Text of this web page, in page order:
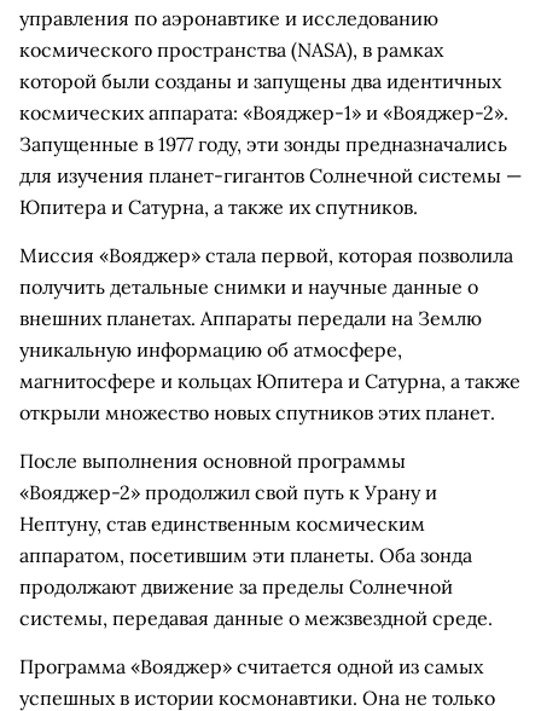
управления по аэронавтике и исследованию
космического пространства (NASA), в рамках
которой были созданы и запущены два идентичных
космических аппарата: «Вояджер-1» и «Вояджер-2».
Запущенные в 1977 году, эти зонды предназначались
для изучения планет-гигантов Солнечной системы —
Юпитера и Сатурна, а также их спутников.
Миссия «Вояджер» стала первой, которая позволила
получить детальные снимки и научные данные о
внешних планетах. Аппараты передали на Землю
уникальную информацию об атмосфере,
магнитосфере и кольцах Юпитера и Сатурна, а также
открыли множество новых спутников этих планет.
После выполнения основной программы
«Вояджер-2» продолжил свой путь к Урану и
Нептуну, став единственным космическим
аппаратом, посетившим эти планеты. Оба зонда
продолжают движение за пределы Солнечной
системы, передавая данные о межзвездной среде.
Программа «Вояджер» считается одной из самых
успешных в истории космонавтики. Она не только